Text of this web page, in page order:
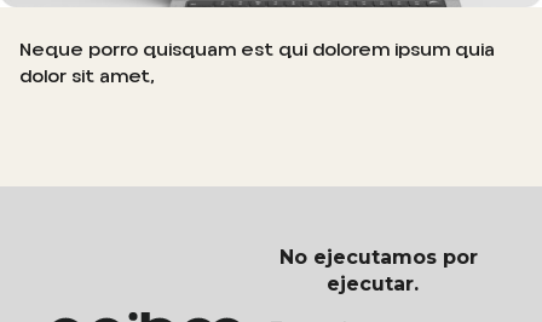
Neque porro quisquam est qui dolorem ipsum quia
dolor sit amet,
No ejecutamos por
ejecutar.